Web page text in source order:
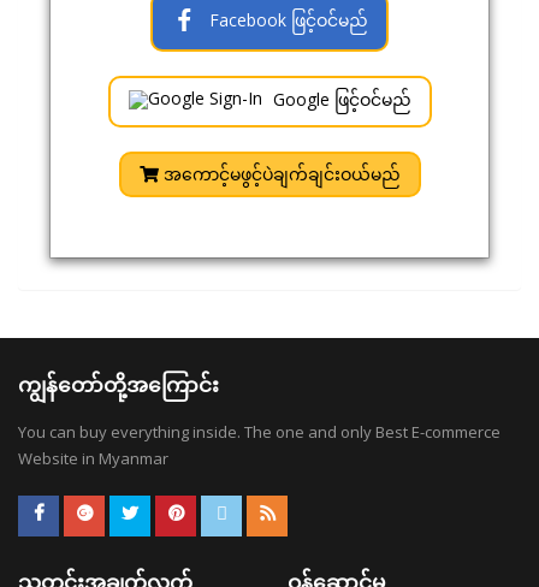
Facebook ဖြင့်ဝင်မည်
Google ဖြင့်ဝင်မည်
အကောင့်မဖွင့်ပဲချက်ချင်းဝယ်မည်
ကျွန်တော်တို့အကြောင်း
You can buy everything inside. The one and only Best E-commerce
Website in Myanmar
သတင်းအချက်လက် ဝန်ဆောင်မှု